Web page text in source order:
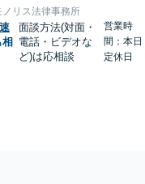
リス法律事務所
相
面談方法(対面・
電話・ビデオな
ど)は応相談
営業時
間：本日
定休日